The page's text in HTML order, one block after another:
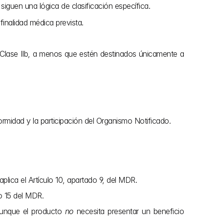
una lógica de clasificación específica.
médica prevista.
IIb, a menos que estén destinados únicamente a
y la participación del Organismo Notificado.
el Artículo 10, apartado 9, del MDR.
del MDR.
el producto no necesita presentar un beneficio